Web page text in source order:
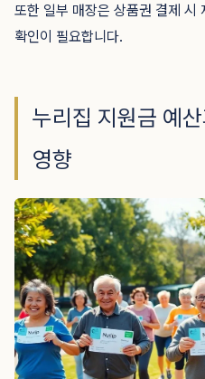
또한 일부 매장은 상품권 결제 시
확인이 필요합니다.
누리집 지원금 예
영향